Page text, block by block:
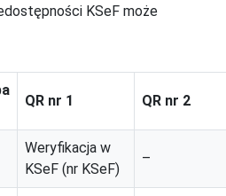
KSeF może
QR nr 1 QR nr 2
Weryfikacja w
KSeF (nr KSeF)
–